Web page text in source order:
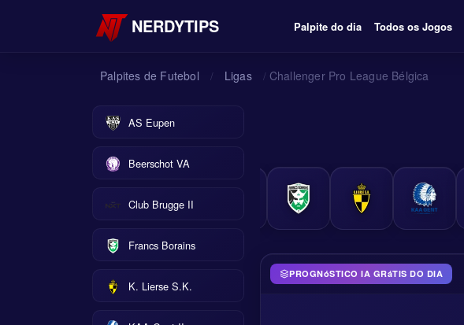
NERDYTIPS Palpite do dia Todos os Jogos
Palpites de Futebol / Ligas / Challenger Pro League Bélgica
AS Eupen
Beerschot VA
Club Brugge II
Francs Borains
K. Lierse S.K.
PROGNóSTICO IA GRáTIS DO DIA